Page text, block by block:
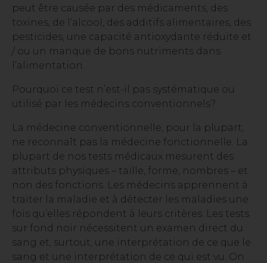
peut être causée par des médicaments, des
toxines, de l’alcool, des additifs alimentaires, des
pesticides, une capacité antioxydante réduite et
/ ou un manque de bons nutriments dans
l’alimentation.
Pourquoi ce test n’est-il pas systématique ou
utilisé par les médecins conventionnels?
La médecine conventionnelle, pour la plupart,
ne reconnaît pas la médecine fonctionnelle. La
plupart de nos tests médicaux mesurent des
attributs physiques – taille, forme, nombres – et
non des fonctions. Les médecins apprennent à
traiter la maladie et à détecter les maladies une
fois qu’elles répondent à leurs critères. Les tests
sur fond noir nécessitent un examen direct du
sang et, surtout, une interprétation de ce que le
sang et une interprétation de ce qui est vu. On